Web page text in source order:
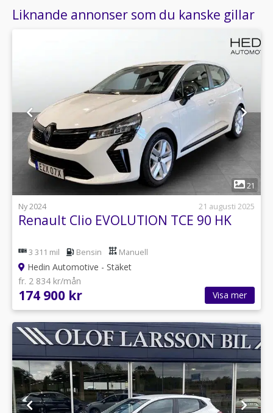
Liknande annonser som du kanske gillar
1
21
Ny 2024
21 augusti 2025
Renault Clio EVOLUTION TCE 90 HK
3 311 mil Bensin Manuell
Hedin Automotive - Stäket
fr. 2 834 kr/mån
174 900 kr Visa mer